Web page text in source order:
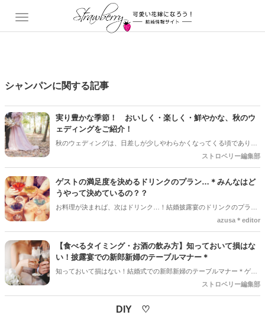
シャンパンに関する記事
実り豊かな季節！ おいしく・楽しく・鮮やかな、秋のウ
ェディングをご紹介！
秋のウェディングは、日差しが少しやわらかくなってくる頃であり、
色々なことへの行動的がみなぎってくる季節。同時に、おいしいもの
クして準備を進めましょう♪
ストロベリー編集部
ゲストの満足度を決めるドリンクのプラン…＊みんなはど
うやって決めているの？？
お料理が決まれば、次はドリンク…！結婚披露宴のドリンクのプラン
って本当に迷います…！みんなどんな風に決めてるの？？お料理は、
として、なんとなーくイメージが湧くけど…
azusa＊editor
【食べるタイミング・お酒の飲み方】知っておいて損はな
い！披露宴での新郎新婦のテーブルマナー＊
知っておいて損はない！結婚式での新郎新婦のテーブルマナー＊ゲス
トのために料理にこだわった会場を選んでも、主役である新郎新婦は
ストロベリー編集部
DIY ♡